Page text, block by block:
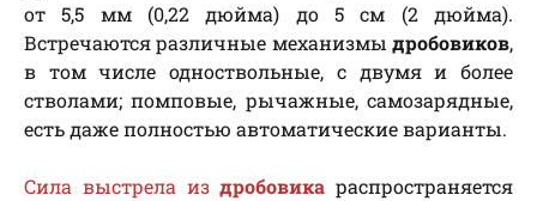
от 5,5 мм (0,22 дюйма) до 5 см (2 дюйма).
Встречаются различные механизмы дробовиков,
в том числе одноствольные, с двумя и более
стволами; помповые, рычажные, самозарядные,
есть даже полностью автоматические варианты.
Сила выстрела издробовика распространяется